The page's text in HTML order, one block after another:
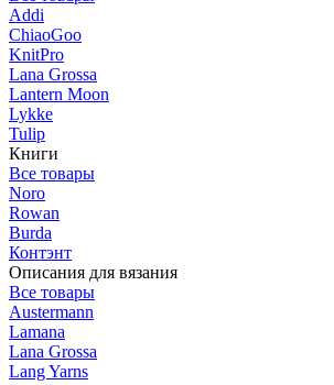
Addi
ChiaoGoo
KnitPro
Lana Grossa
Lantern Moon
Lykke
Tulip
Книги
Все товары
Noro
Rowan
Burda
Контэнт
Описания для вязания
Все товары
Austermann
Lamana
Lana Grossa
Lang Yarns